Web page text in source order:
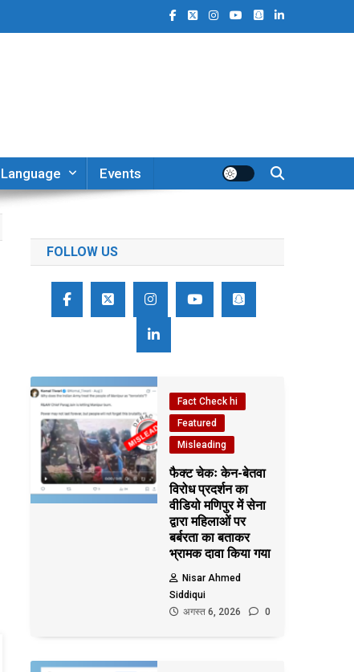
Language Events
FOLLOW US
Fact Check hi
Featured
Misleading
फैक्ट चेकः केन-बेतवा
विरोध प्रदर्शन का
वीडियो मणिपुर में सेना
द्वारा महिलाओं पर
बर्बरता का बताकर
भ्रामक दावा किया गया
Nisar Ahmed
Siddiqui
अगस्त 6, 2026
0